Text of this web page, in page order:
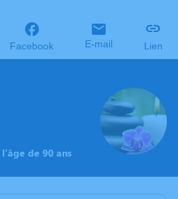
Facebook E-mail Lien
de 90 ans